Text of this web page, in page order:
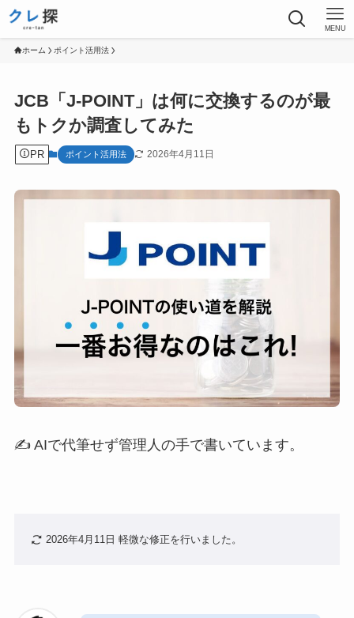
MENU
ホーム ポイント活用法
JCB「J-POINT」は何に交換するのが最
もトクか調査してみた
PR ポイント活用法 2026年4月11日
✍️ AIで代筆せず管理人の手で書いています。
2026年4月11日 軽微な修正を行いました。